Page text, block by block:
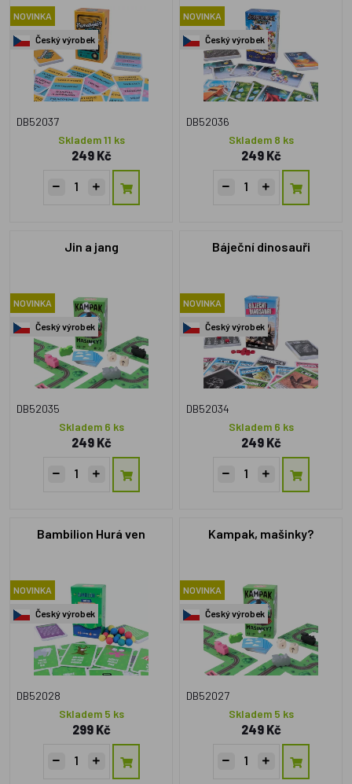
NOVINKA
Český výrobek
DB52037
Skladem 11 ks
249 Kč
NOVINKA
Český výrobek
DB52036
Skladem 8 ks
249 Kč
Jin a jang
NOVINKA
Český výrobek
DB52035
Skladem 6 ks
249 Kč
Báječní dinosauři
NOVINKA
Český výrobek
DB52034
Skladem 6 ks
249 Kč
Bambilion Hurá ven
NOVINKA
Český výrobek
DB52028
Skladem 5 ks
299 Kč
Kampak, mašinky?
NOVINKA
Český výrobek
DB52027
Skladem 5 ks
249 Kč